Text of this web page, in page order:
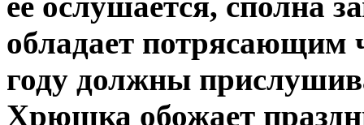
обладает потрясающим
году должны
Хрюшка обожает